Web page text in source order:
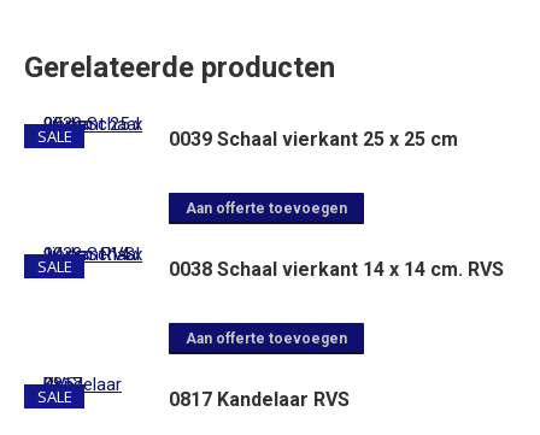
Gerelateerde producten
SALE 0039 Schaal vierkant 25 x 25 cm
Aan offerte toevoegen
SALE 0038 Schaal vierkant 14 x 14 cm. RVS
Aan offerte toevoegen
SALE 0817 Kandelaar RVS